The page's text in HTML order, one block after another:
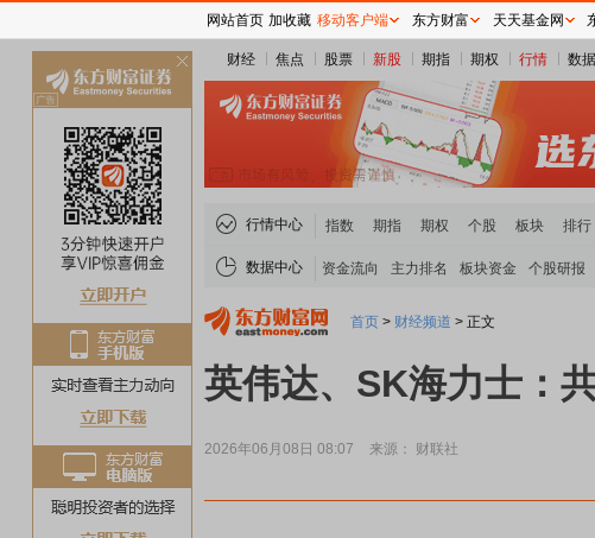
财经 焦点 股票 新股 期指 期权 行情 数据
行情中心 指数 期指 期权 个股 板块 排行
数据中心 资金流向 主力排名 板块资金 个股研报
首页 > 财经频道 > 正文
英伟达、SK海力士：
2026年06月08日 08:07 来源： 财联社
网站首页 加收藏 移动客户端 东方财富 天天基金网
关